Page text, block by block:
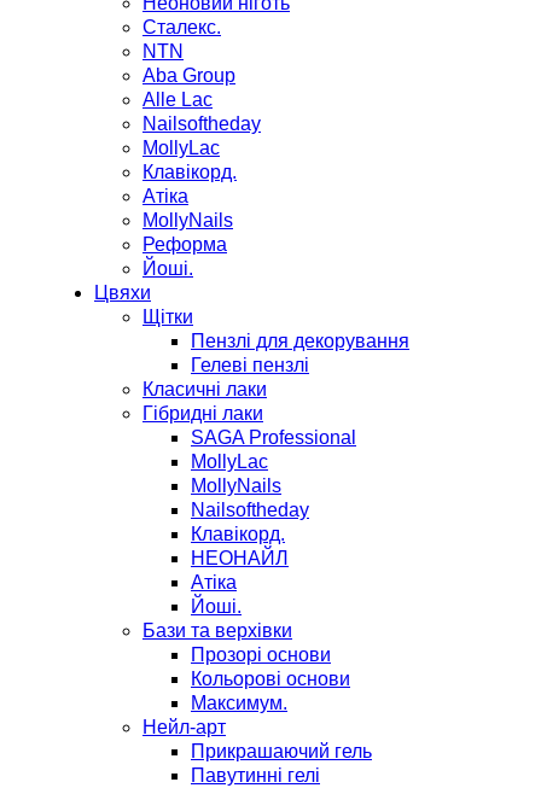
Сталекс.
NTN
Aba Group
Alle Lac
Nailsoftheday
MollyLac
Клавікорд.
Атіка
MollyNails
Реформа
Йоші.
Цвяхи
Щітки
Пензлі для декорування
Гелеві пензлі
Класичні лаки
Гібридні лаки
SAGA Professional
MollyLac
MollyNails
Nailsoftheday
Клавікорд.
НЕОНАЙЛ
Атіка
Йоші.
Бази та верхівки
Прозорі основи
Кольорові основи
Максимум.
Нейл-арт
Прикрашаючий гель
Павутинні гелі